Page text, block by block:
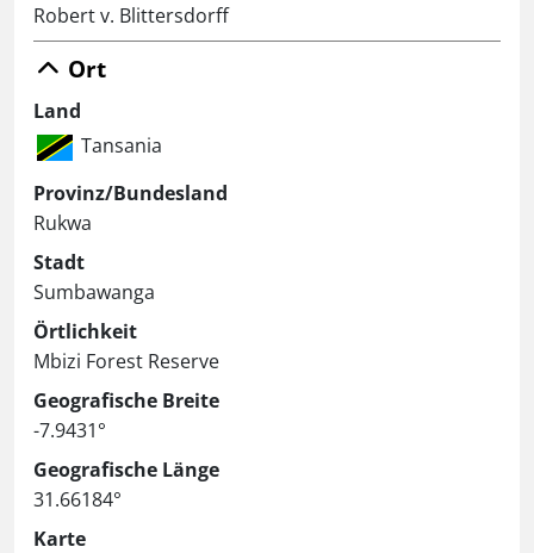
Robert v. Blittersdorff
Ort
Land
Tansania
Provinz/Bundesland
Rukwa
Stadt
Sumbawanga
Örtlichkeit
Mbizi Forest Reserve
Geografische Breite
-7.9431°
Geografische Länge
31.66184°
Karte